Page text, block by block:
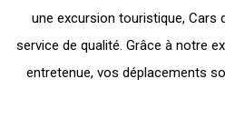
une excursion touristique, Cars
service de qualité. Grâce à notre
entretenue, vos déplacements